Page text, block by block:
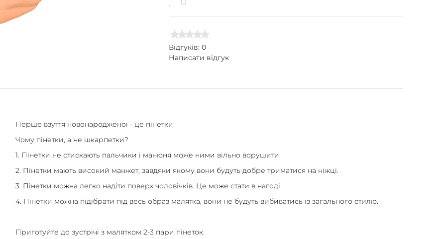
Відгуків: 0
Написати відгук
Перше взуття новонародженої - це пінетки.
Чому пінетки, а не шкарпетки?
1. Пінетки не стискають пальчики і манюня може ними вільно ворушити.
2. Пінетки мають високий манжет, завдяки якому вони будуть добре триматися на ніжці.
3. Пінетки можна легко надіти поверх чоловічків. Це може стати в нагоді.
4. Пінетки можна підібрати під весь образ малятка, вони не будуть вибиватись із загального стилю.
Приготуйте до зустрічі з малятком 2-3 пари пінеток.